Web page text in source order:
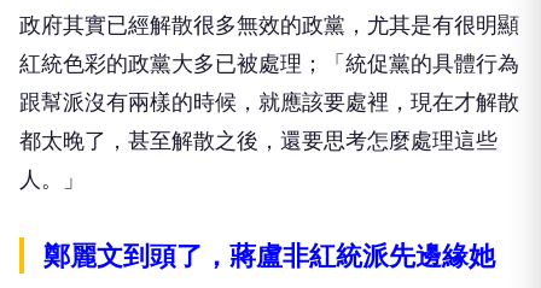
政府其實已經解散很多無效的政黨，尤其是有很明顯
紅統色彩的政黨大多已被處理；「統促黨的具體行為
跟幫派沒有兩樣的時候，就應該要處裡，現在才解散
都太晚了，甚至解散之後，還要思考怎麼處理這些
人。」
鄭麗文到頭了，蔣盧非紅統派先邊緣她